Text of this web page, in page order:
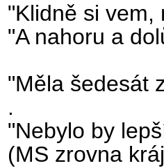
"Klidně si vem,
"A nahoru a
"Měla šedesát
.
"Nebylo by
(MS zrovna